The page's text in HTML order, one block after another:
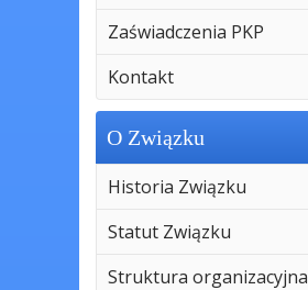
Zaświadczenia PKP
Kontakt
O Związku
Historia Związku
Statut Związku
Struktura organizacyjna